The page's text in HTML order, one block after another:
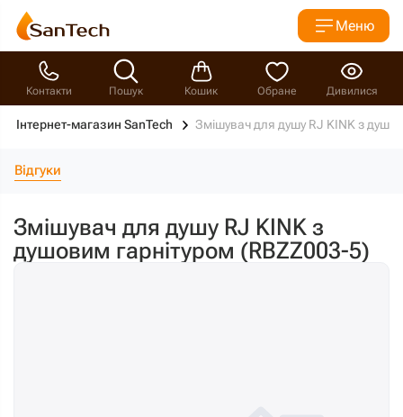
Меню
Контакти Пошук Кошик Обране Дивилися
Інтернет-магазин SanTech Змішувач для душу RJ KINK з
Відгуки
Змішувач для душу RJ KINK з
душовим гарнітуром (RBZZ003-5)